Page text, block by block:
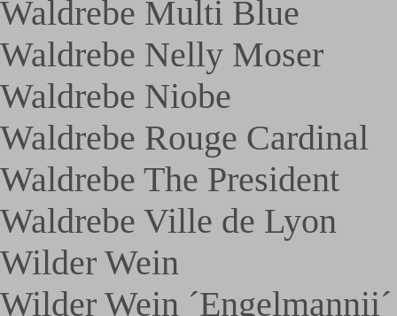
Waldrebe Multi Blue
Waldrebe Nelly Moser
Waldrebe Niobe
Waldrebe Rouge Cardinal
Waldrebe The President
Waldrebe Ville de Lyon
Wilder Wein
Wilder Wein ´Engelmannii´